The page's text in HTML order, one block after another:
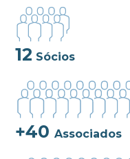
12 Sócios
+40Associados